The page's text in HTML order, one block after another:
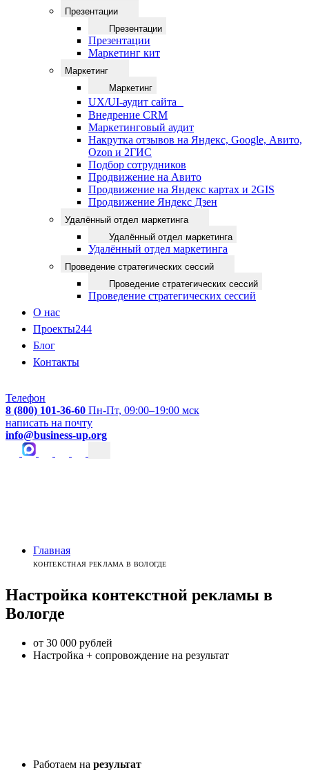
Презентации
Презентации
Презентации
Маркетинг кит
Маркетинг
Маркетинг
UX/UI-аудит сайта
Внедрение CRM
Маркетинговый аудит
Накрутка отзывов на Яндекс, Google, Авито,
Ozon и 2ГИС
Подбор сотрудников
Продвижение на Авито
Продвижение на Яндекс картах и 2GIS
Продвижение Яндекс Дзен
Удалённый отдел маркетинга
Удалённый отдел маркетинга
Удалённый отдел маркетинга
Проведение стратегических сессий
Проведение стратегических сессий
Проведение стратегических сессий
О нас
Проекты244
Блог
Контакты
Телефон
8 (800) 101-36-60 Пн-Пт, 09:00–19:00 мск
написать на почту
info@business-up.org
Главная
КОНТЕКСТНАЯ РЕКЛАМА В ВОЛОГДЕ
Настройка контекстной рекламы в
Вологде
от 30 000 рублей
Настройка + сопровождение на результат
Работаем на результат